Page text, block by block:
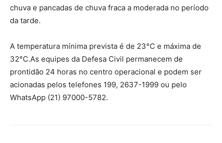
chuva e pancadas de chuva fraca a moderada no período
da tarde.
A temperatura mínima prevista é de 23°C e máxima de
32°C.As equipes da Defesa Civil permanecem de
prontidão 24 horas no centro operacional e podem ser
acionadas pelos telefones 199, 2637-1999 ou pelo
WhatsApp (21) 97000-5782.